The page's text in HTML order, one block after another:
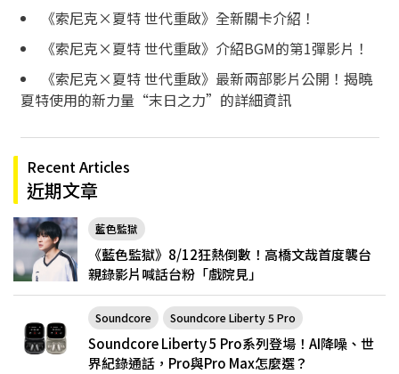
《索尼克×夏特 世代重啟》全新關卡介紹！
《索尼克×夏特 世代重啟》介紹BGM的第1彈影片！
《索尼克×夏特 世代重啟》最新兩部影片公開！揭曉
夏特使用的新力量“末日之力”的詳細資訊
Recent Articles
近期文章
藍色監獄
《藍色監獄》8/12狂熱倒數！高橋文哉首度襲台
親錄影片喊話台粉「戲院見」
Soundcore Soundcore Liberty 5 Pro
Soundcore Liberty 5 Pro系列登場！AI降噪、世
界紀錄通話，Pro與Pro Max怎麼選？